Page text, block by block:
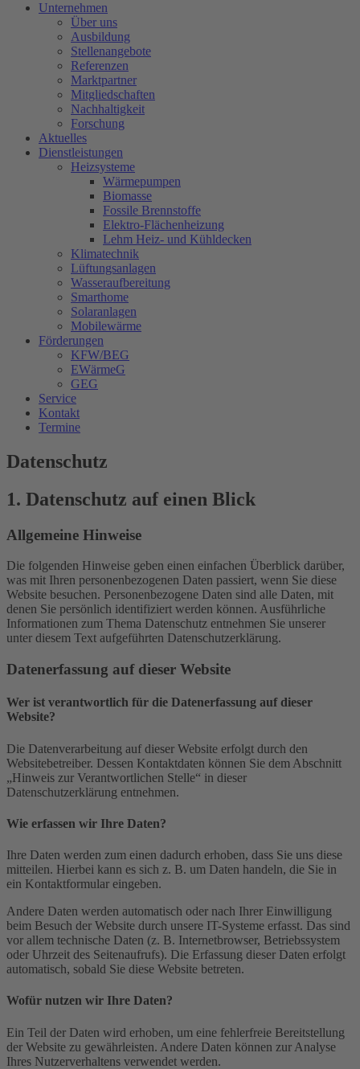
Unternehmen
Über uns
Ausbildung
Stellenangebote
Referenzen
Marktpartner
Mitgliedschaften
Nachhaltigkeit
Forschung
Aktuelles
Dienstleistungen
Heizsysteme
Wärmepumpen
Biomasse
Fossile Brennstoffe
Elektro-Flächenheizung
Lehm Heiz- und Kühldecken
Klimatechnik
Lüftungsanlagen
Wasseraufbereitung
Smarthome
Solaranlagen
Mobilewärme
Förderungen
KFW/BEG
EWärmeG
GEG
Service
Kontakt
Termine
Datenschutz
1. Datenschutz auf einen Blick
Allgemeine Hinweise
Die folgenden Hinweise geben einen einfachen Überblick darüber,
was mit Ihren personenbezogenen Daten passiert, wenn Sie diese
Website besuchen. Personenbezogene Daten sind alle Daten, mit
denen Sie persönlich identifiziert werden können. Ausführliche
Informationen zum Thema Datenschutz entnehmen Sie unserer
unter diesem Text aufgeführten Datenschutzerklärung.
Datenerfassung auf dieser Website
Wer ist verantwortlich für die Datenerfassung auf dieser
Website?
Die Datenverarbeitung auf dieser Website erfolgt durch den
Websitebetreiber. Dessen Kontaktdaten können Sie dem Abschnitt
„Hinweis zur Verantwortlichen Stelle“ in dieser
Datenschutzerklärung entnehmen.
Wie erfassen wir Ihre Daten?
Ihre Daten werden zum einen dadurch erhoben, dass Sie uns diese
mitteilen. Hierbei kann es sich z. B. um Daten handeln, die Sie in
ein Kontaktformular eingeben.
Andere Daten werden automatisch oder nach Ihrer Einwilligung
beim Besuch der Website durch unsere IT-Systeme erfasst. Das sind
vor allem technische Daten (z. B. Internetbrowser, Betriebssystem
oder Uhrzeit des Seitenaufrufs). Die Erfassung dieser Daten erfolgt
automatisch, sobald Sie diese Website betreten.
Wofür nutzen wir Ihre Daten?
Ein Teil der Daten wird erhoben, um eine fehlerfreie Bereitstellung
der Website zu gewährleisten. Andere Daten können zur Analyse
Ihres Nutzerverhaltens verwendet werden.